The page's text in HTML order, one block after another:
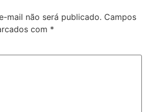
mail não será publicado. Campos
com *